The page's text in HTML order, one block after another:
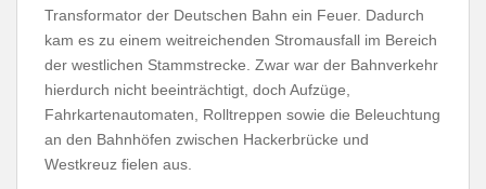
Transformator der Deutschen Bahn ein Feuer. Dadurch
kam es zu einem weitreichenden Stromausfall im Bereich
der westlichen Stammstrecke. Zwar war der Bahnverkehr
hierdurch nicht beeinträchtigt, doch Aufzüge,
Fahrkartenautomaten, Rolltreppen sowie die Beleuchtung
an den Bahnhöfen zwischen Hackerbrücke und
Westkreuz fielen aus.